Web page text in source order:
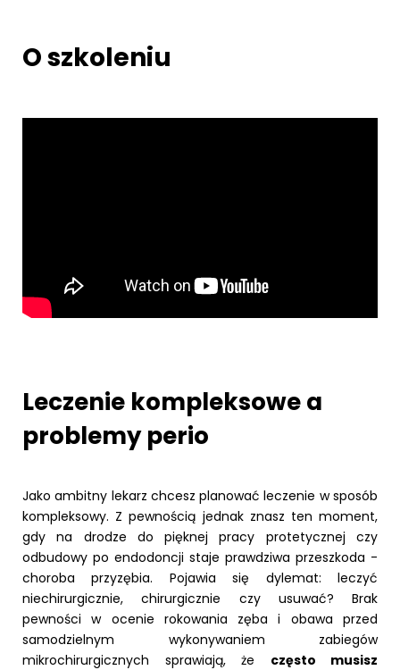
O szkoleniu
Leczenie kompleksowe a
problemy perio
Jako ambitny lekarz chcesz planować leczenie w sposób
kompleksowy. Z pewnością jednak znasz ten moment,
gdy na drodze do pięknej pracy protetycznej czy
odbudowy po endodoncji staje prawdziwa przeszkoda -
choroba przyzębia. Pojawia się dylemat: leczyć
niechirurgicznie, chirurgicznie czy usuwać? Brak
pewności w ocenie rokowania zęba i obawa przed
samodzielnym wykonywaniem zabiegów
mikrochirurgicznych sprawiają, że często musisz